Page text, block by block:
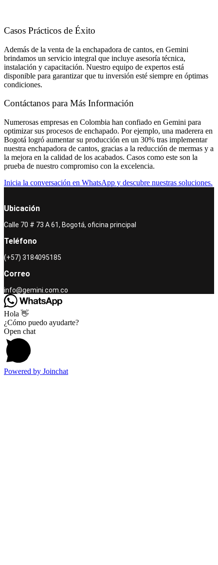
Casos Prácticos de Éxito
Además de la venta de la enchapadora de cantos, en Gemini
brindamos un servicio integral que incluye asesoría técnica,
instalación y capacitación. Nuestro equipo de expertos está
disponible para garantizar que tu inversión esté siempre en óptimas
condiciones.
Contáctanos para Más Información
Numerosas empresas en Colombia han confiado en Gemini para
optimizar sus procesos de enchapado. Por ejemplo, una maderera en
Bogotá logró aumentar su producción en un 30% tras implementar
nuestra enchapadora de cantos, gracias a la reducción de mermas y a
la mejora en la calidad de los acabados. Casos como este son la
prueba de nuestro compromiso con la excelencia.
Inicia la conversación en WhatsApp y descubre nuestras soluciones.
Ubicación
Calle 70 # 73 A 61, Bogotá, oficina principal
Teléfono
(+57) 3184095185
Correo
info@gemini.com.co
Hola 👋
¿Cómo puedo ayudarte?
Open chat
Powered by Joinchat